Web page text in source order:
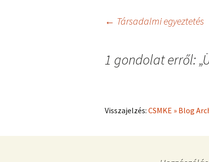
Bejegyzés
navigáció
← Társadalmi egyeztetés
1 gondolat erről: „
Visszajelzés: CSMKE » Blog